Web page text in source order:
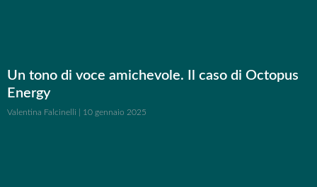
Un tono di voce amichevole. Il caso di Octopus
Energy
Valentina Falcinelli 10 gennaio 2025